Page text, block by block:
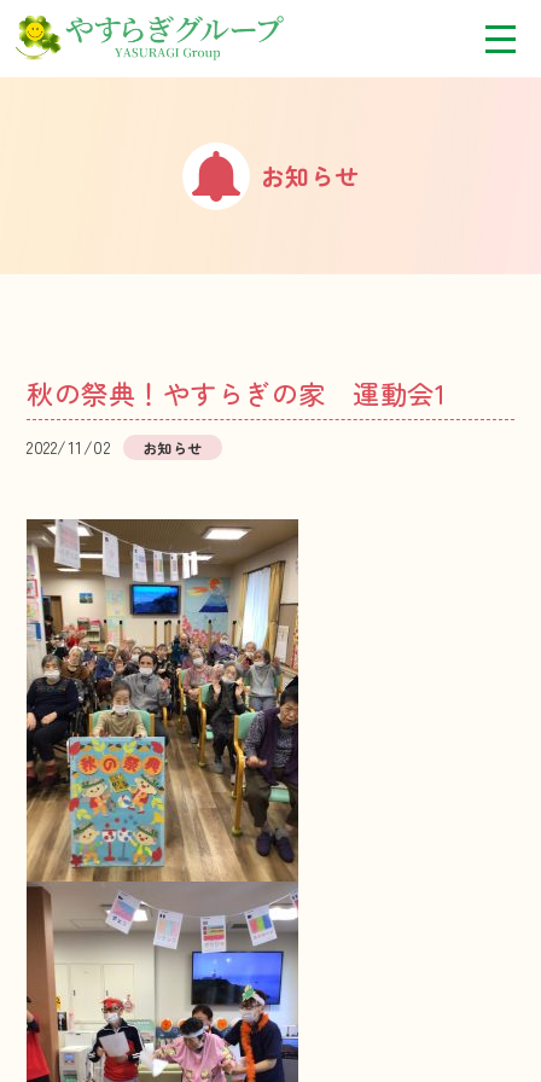
お知らせ
秋の祭典！やすらぎの家 運動会1
2022/11/02 お知らせ